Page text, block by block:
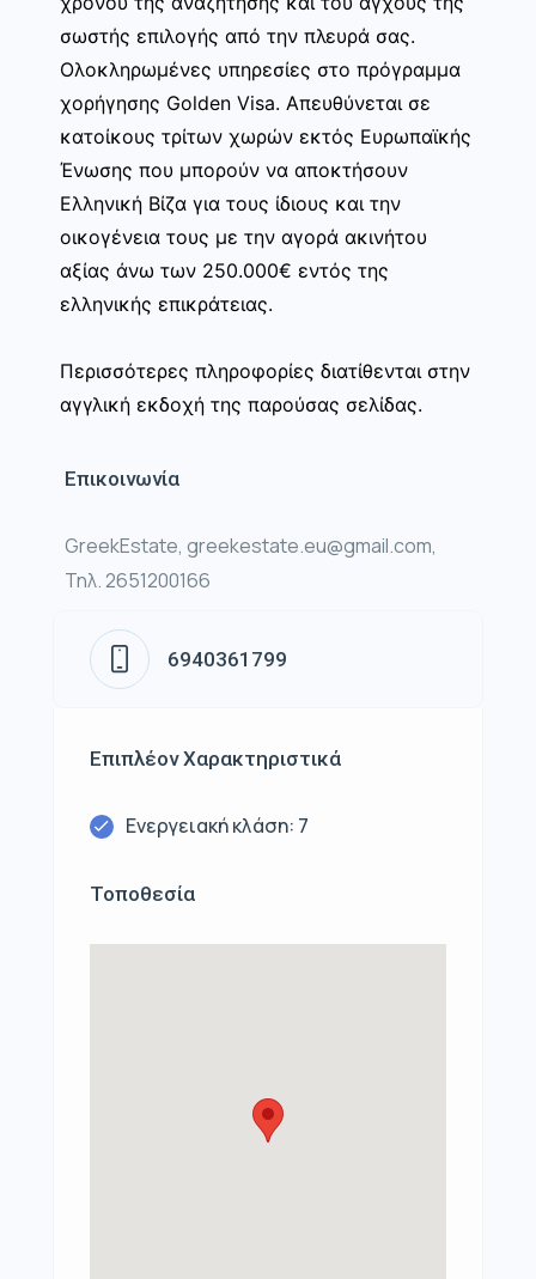
σωστής επιλογής από την πλευρά σας.
Ολοκληρωμένες υπηρεσίες στο πρόγραμμα
χορήγησης Golden Visa. Απευθύνεται σε
κατοίκους τρίτων χωρών εκτός Ευρωπαϊκής
Ένωσης που μπορούν να αποκτήσουν
Ελληνική Βίζα για τους ίδιους και την
οικογένεια τους με την αγορά ακινήτου
αξίας άνω των 250.000€ εντός της
ελληνικής επικράτειας.
Περισσότερες πληροφορίες διατίθενται στην
αγγλική εκδοχή της παρούσας σελίδας.
Επικοινωνία
GreekEstate, greekestate.eu@gmail.com,
Τηλ. 2651200166
6940361799
Επιπλέον Χαρακτηριστικά
Ενεργειακή κλάση: 7
Τοποθεσία